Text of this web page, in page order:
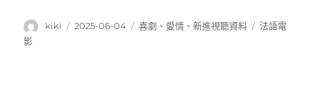
作
kiki
發
2025-06-04
分
喜劇 、 愛情 、新進視聽資料
標
法語電
影